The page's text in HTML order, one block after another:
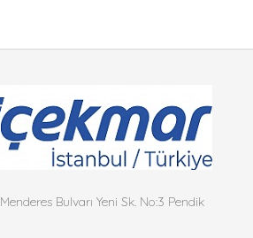
Bulvarı Yeni Sk. No:3 Pendik